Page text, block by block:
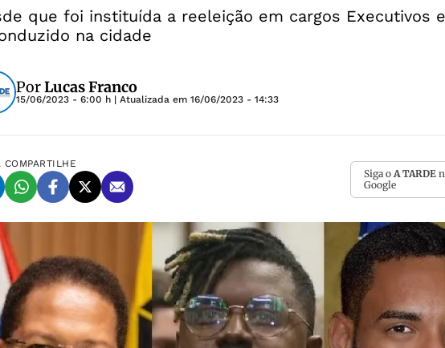
que foi instituída a reeleição em cargos Executivos
na cidade
PorLucas Franco
15/06/2023 - 6:00 h | Atualizada em 16/06/2023 - 14:33
COMPARTILHE
Siga o A TARDE
Google